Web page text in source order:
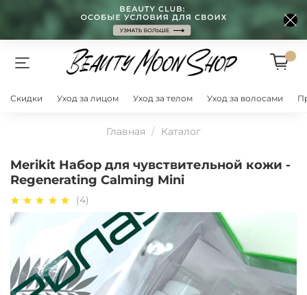
Скидки Уход за лицом Уход за телом Уход за волосами
Главная Каталог
Merikit Набор для чувствительной кожи -
Regenerating Calming Mini
(4)